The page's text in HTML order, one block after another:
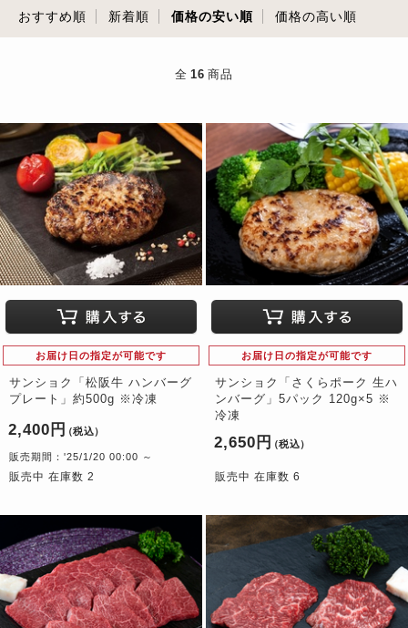
おすすめ順 新着順 価格の安い順 価格の高い順
全 16 商品
お届け日の指定が可能です
サンショク「松阪牛 ハンバーグ
プレート」約500g ※冷凍
2,400円 （税込）
販売期間：'25/1/20 00:00 ～
販売中 在庫数 2
お届け日の指定が可能です
サンショク「さくらポーク 生ハ
ンバーグ」5パック 120g×5 ※
冷凍
2,650円 （税込）
販売中 在庫数 6